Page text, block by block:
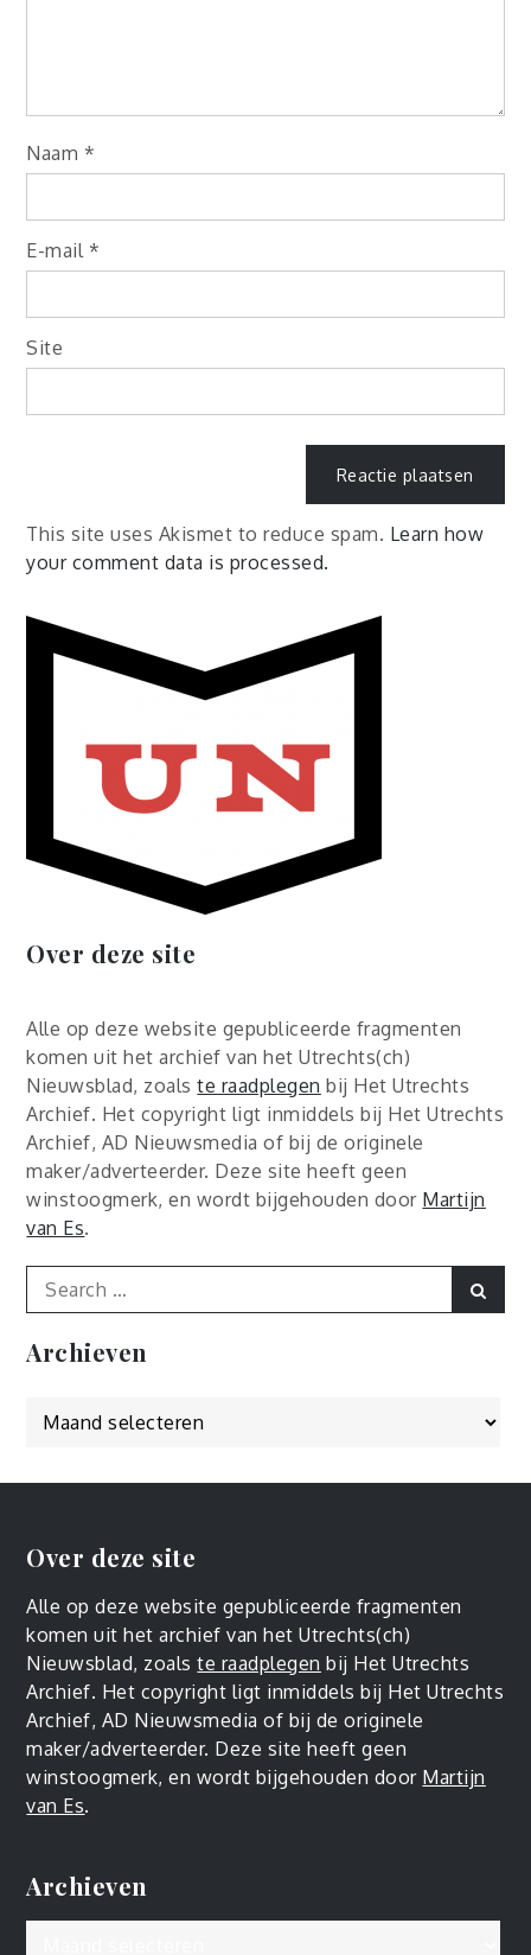
Naam *
E-mail *
Site
This site uses Akismet to reduce spam. Learn how
your comment data is processed.
Over deze site
Alle op deze website gepubliceerde fragmenten
komen uit het archief van het Utrechts(ch)
Nieuwsblad, zoalste raadplegen bij Het Utrechts
Archief. Het copyright ligt inmiddels bij Het Utrechts
Archief, AD Nieuwsmedia of bij de originele
maker/adverteerder. Deze site heeft geen
winstoogmerk, en wordt bijgehouden door Martijn
van Es.
Search
for:
Archieven
Over deze site
Alle op deze website gepubliceerde fragmenten
komen uit het archief van het Utrechts(ch)
Nieuwsblad, zoalste raadplegen bij Het Utrechts
Archief. Het copyright ligt inmiddels bij Het Utrechts
Archief, AD Nieuwsmedia of bij de originele
maker/adverteerder. Deze site heeft geen
winstoogmerk, en wordt bijgehouden door Martijn
van Es.
Archieven